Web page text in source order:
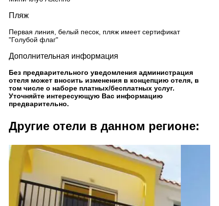
Пляж
Первая линия, белый песок, пляж имеет сертификат
"Голубой флаг"
Дополнительная информация
Без предварительного уведомления администрация
отеля может вносить изменения в концепцию отеля, в
том числе о наборе платных/бесплатных услуг.
Уточняйте интересующую Вас информацию
предварительно.
Другие отели в данном регионе: